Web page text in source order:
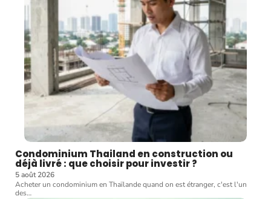
Condominium Thailand en construction ou
déjà livré : que choisir pour investir ?
5 août 2026
Acheter un condominium en Thaïlande quand on est étranger, c'est l'un
des…